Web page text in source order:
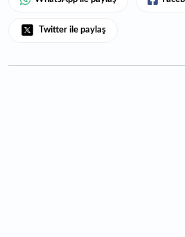
Twitter ile paylaş